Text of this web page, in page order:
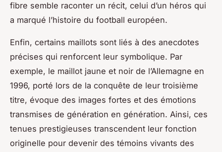
fibre semble raconter un récit, celui d’un héros qui
a marqué l’histoire du football européen.
Enfin, certains maillots sont liés à des anecdotes
précises qui renforcent leur symbolique. Par
exemple, le maillot jaune et noir de l’Allemagne en
1996, porté lors de la conquête de leur troisième
titre, évoque des images fortes et des émotions
transmises de génération en génération. Ainsi, ces
tenues prestigieuses transcendent leur fonction
originelle pour devenir des témoins vivants des